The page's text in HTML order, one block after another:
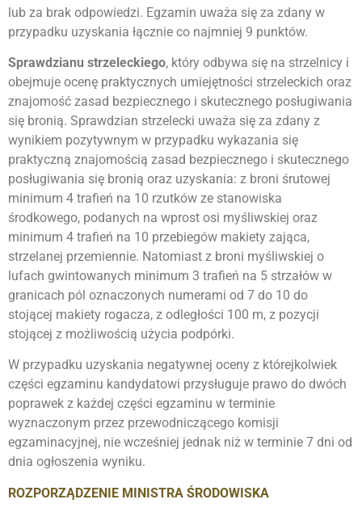
lub za brak odpowiedzi. Egzamin uważa się za zdany w
przypadku uzyskania łącznie co najmniej 9 punktów.
Sprawdzianu strzeleckiego, który odbywa się na strzelnicy i
obejmuje ocenę praktycznych umiejętności strzeleckich oraz
znajomość zasad bezpiecznego i skutecznego posługiwania
się bronią. Sprawdzian strzelecki uważa się za zdany z
wynikiem pozytywnym w przypadku wykazania się
praktyczną znajomością zasad bezpiecznego i skutecznego
posługiwania się bronią oraz uzyskania: z broni śrutowej
minimum 4 trafień na 10 rzutków ze stanowiska
środkowego, podanych na wprost osi myśliwskiej oraz
minimum 4 trafień na 10 przebiegów makiety zająca,
strzelanej przemiennie. Natomiast z broni myśliwskiej o
lufach gwintowanych minimum 3 trafień na 5 strzałów w
granicach pól oznaczonych numerami od 7 do 10 do
stojącej makiety rogacza, z odległości 100 m, z pozycji
stojącej z możliwością użycia podpórki.
W przypadku uzyskania negatywnej oceny z którejkolwiek
części egzaminu kandydatowi przysługuje prawo do dwóch
poprawek z każdej części egzaminu w terminie
wyznaczonym przez przewodniczącego komisji
egzaminacyjnej, nie wcześniej jednak niż w terminie 7 dni od
dnia ogłoszenia wyniku.
ROZPORZĄDZENIE MINISTRA ŚRODOWISKA